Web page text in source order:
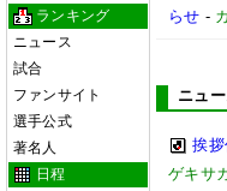
ランキング
ニュース
試合
ファンサイト
選手公式
著名人
日程
らせ -
ニュ
挨
ゲキサ